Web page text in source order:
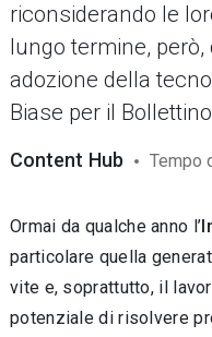
riconsiderando le
lungo termine, però,
adozione della
Biase per il
Content Hub Tempo
Ormai da qualche anno l’
particolare quella
vite e, soprattutto, il
potenziale di risolvere